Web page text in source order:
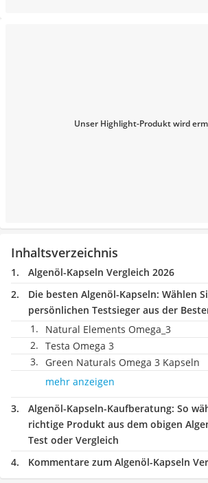
Unser Highlight-Produkt wird
Inhaltsverzeichnis
Algenöl-Kapseln Vergleich 2026
Die besten Algenöl-Kapseln: Wählen
persönlichen Testsieger aus der
Natural Elements Omega_3
Testa Omega 3
Green Naturals Omega 3 Kapseln
mehr anzeigen
Algenöl-Kapseln-Kaufberatung: So
richtige Produkt aus dem obigen
Test oder Vergleich
Kommentare zum Algenöl-Kapseln